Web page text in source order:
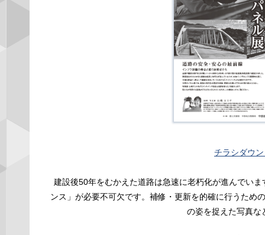
チラシダウ
建設後50年をむかえた道路は急速に老朽化が進んでい
ンス」が必要不可欠です。補修・更新を的確に行うため
の姿を捉えた写真な